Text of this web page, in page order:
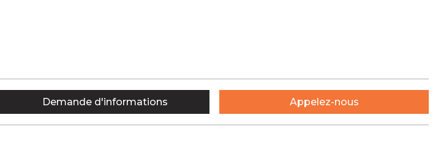
Demande d'informations Appelez-nous